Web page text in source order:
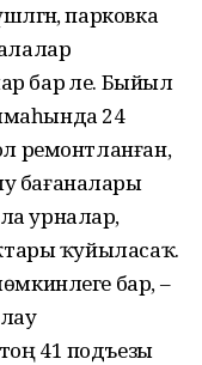
парковка
бар әле. Быйыл
24
ремонтланған,
бағаналары
урналар,
ҡуйыласаҡ.
бар, –
41 подъезы